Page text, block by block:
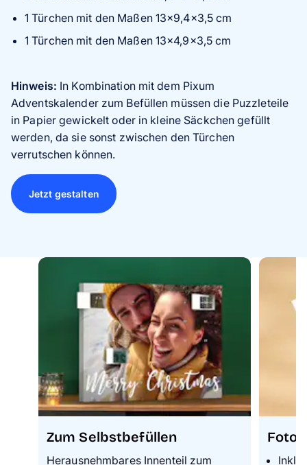
1 Türchen mit den Maßen 13×9,4×3,5 cm
1 Türchen mit den Maßen 13×4,9×3,5 cm
Hinweis: In Kombination mit dem Pixum
Adventskalender zum Befüllen müssen die Puzzleteile
in Papier gewickelt oder in kleine Säckchen gefüllt
werden, da sie sonst zwischen den Türchen
verrutschen können.
Jetzt gestalten
Zum Selbstbefüllen
Herausnehmbares Innenteil zum Inkl.